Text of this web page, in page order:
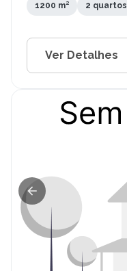
1200 m² 2 quartos
Ver Detalhes